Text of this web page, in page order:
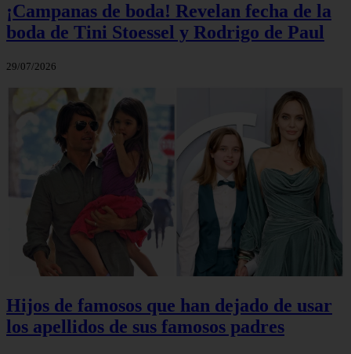
¡Campanas de boda! Revelan fecha de la
boda de Tini Stoessel y Rodrigo de Paul
29/07/2026
Hijos de famosos que han dejado de usar
los apellidos de sus famosos padres